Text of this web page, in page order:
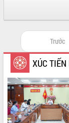
Trước
XÚC TIẾN